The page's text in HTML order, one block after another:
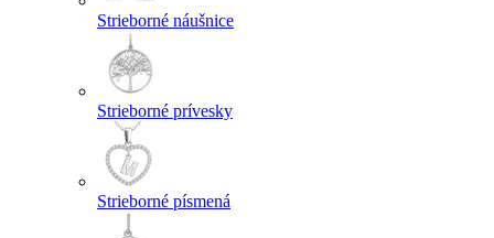
Strieborné náušnice
Strieborné prívesky
Strieborné písmená